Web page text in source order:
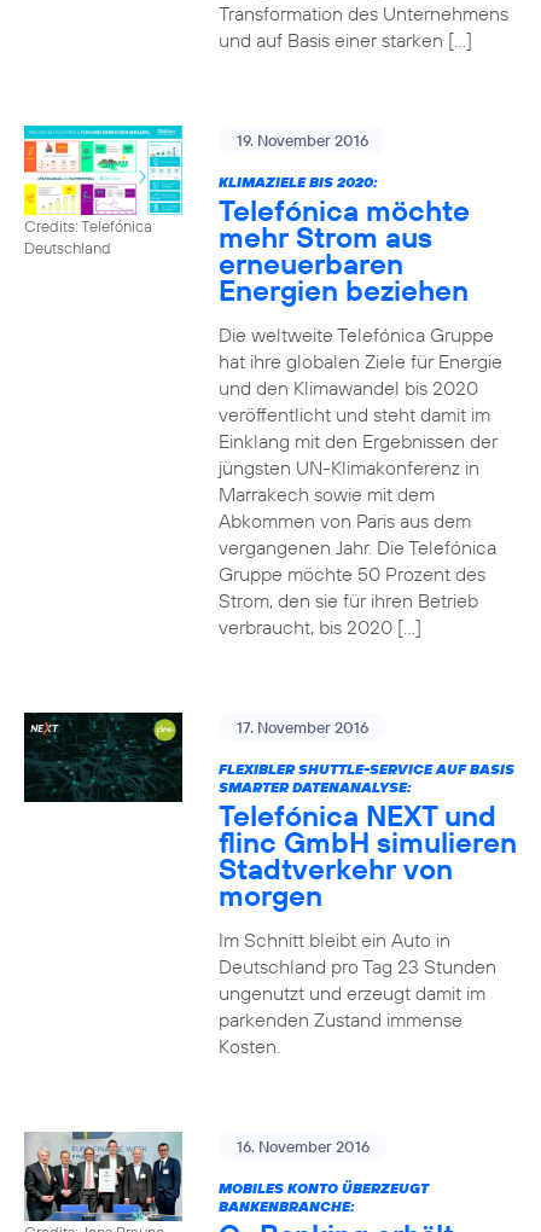
Transformation des Unternehmens
und auf Basis einer starken […]
Credits: Telefónica
Deutschland
19. November 2016
KLIMAZIELE BIS 2020:
Telefónica möchte
mehr Strom aus
erneuerbaren
Energien beziehen
Die weltweite Telefónica Gruppe
hat ihre globalen Ziele für Energie
und den Klimawandel bis 2020
veröffentlicht und steht damit im
Einklang mit den Ergebnissen der
jüngsten UN-Klimakonferenz in
Marrakech sowie mit dem
Abkommen von Paris aus dem
vergangenen Jahr. Die Telefónica
Gruppe möchte 50 Prozent des
Strom, den sie für ihren Betrieb
verbraucht, bis 2020 […]
17. November 2016
FLEXIBLER SHUTTLE-SERVICE AUF BASIS
SMARTER DATENANALYSE:
Telefónica NEXT und
flinc GmbH simulieren
Stadtverkehr von
morgen
Im Schnitt bleibt ein Auto in
Deutschland pro Tag 23 Stunden
ungenutzt und erzeugt damit im
parkenden Zustand immense
Kosten.
16. November 2016
MOBILES KONTO ÜBERZEUGT
BANKENBRANCHE: